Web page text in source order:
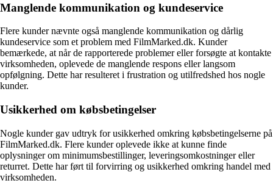
Manglende kommunikation og kundeservice
Flere kunder nævnte også manglende kommunikation og dårlig
kundeservice som et problem med FilmMarked.dk. Kunder
bemærkede, at når de rapporterede problemer eller forsøgte at kontakte
virksomheden, oplevede de manglende respons eller langsom
opfølgning. Dette har resulteret i frustration og utilfredshed hos nogle
kunder.
Usikkerhed om købsbetingelser
Nogle kunder gav udtryk for usikkerhed omkring købsbetingelserne på
FilmMarked.dk. Flere kunder oplevede ikke at kunne finde
oplysninger om minimumsbestillinger, leveringsomkostninger eller
returret. Dette har ført til forvirring og usikkerhed omkring handel med
virksomheden.